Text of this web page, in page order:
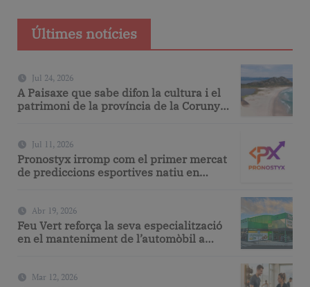
Últimes notícies
Jul 24, 2026
A Paisaxe que sabe difon la cultura i el
patrimoni de la província de la Corunya
Jul 11, 2026
Pronostyx irromp com el primer mercat
de prediccions esportives natiu en
Abr 19, 2026
Feu Vert reforça la seva especialització
en el manteniment de l’automòbil a
Mar 12, 2026